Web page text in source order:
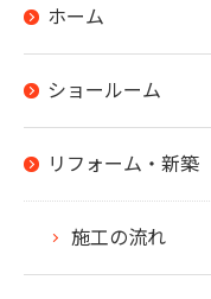
ホーム
ショールーム
リフォーム・新築
施工の流れ